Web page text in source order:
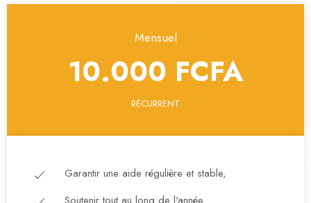
Mensuel
10.000 FCFA
RECURRENT
Garantir une aide régulière et stable,